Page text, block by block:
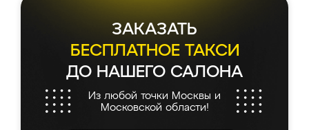
ЗАКАЗАТЬ
БЕСПЛАТНОЕ ТАКСИ
ДО НАШЕГО САЛОНА
Из любой точки Москвы и
Московской области!